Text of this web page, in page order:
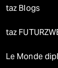
taz Blogs
taz
Le Monde